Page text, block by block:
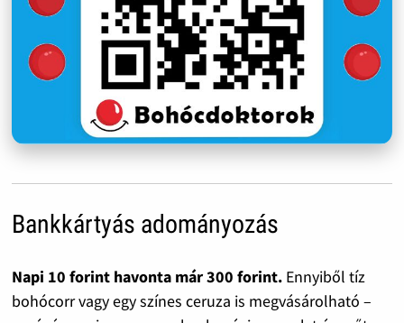
Bankkártyás adományozás
Napi 10 forint havonta már 300 forint.Ennyiből tíz
bohócorr vagy egy színes ceruza is megvásárolható –